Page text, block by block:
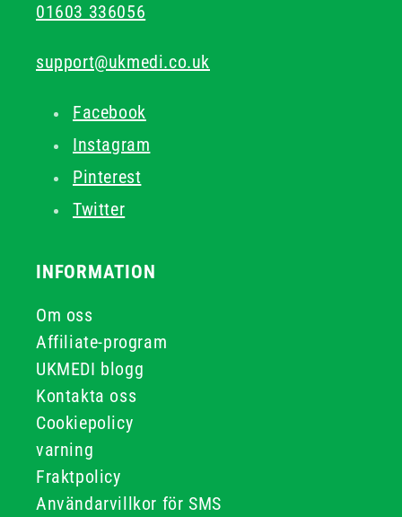
01603 336056
support@ukmedi.co.uk
Facebook
Instagram
Pinterest
Twitter
INFORMATION
Om oss
Affiliate-program
UKMEDI blogg
Kontakta oss
Cookiepolicy
varning
Fraktpolicy
Användarvillkor för SMS